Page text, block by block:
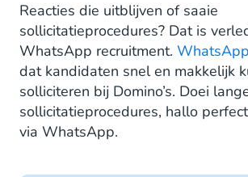
Reacties die uitblijven of saaie
sollicitatieprocedures? Dat is
WhatsApp recruitment. WhatsApp
dat kandidaten snel en makkelijk
solliciteren bij Domino’s. Doei
sollicitatieprocedures, hallo
via WhatsApp.